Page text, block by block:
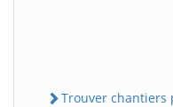
Trouver chantiers